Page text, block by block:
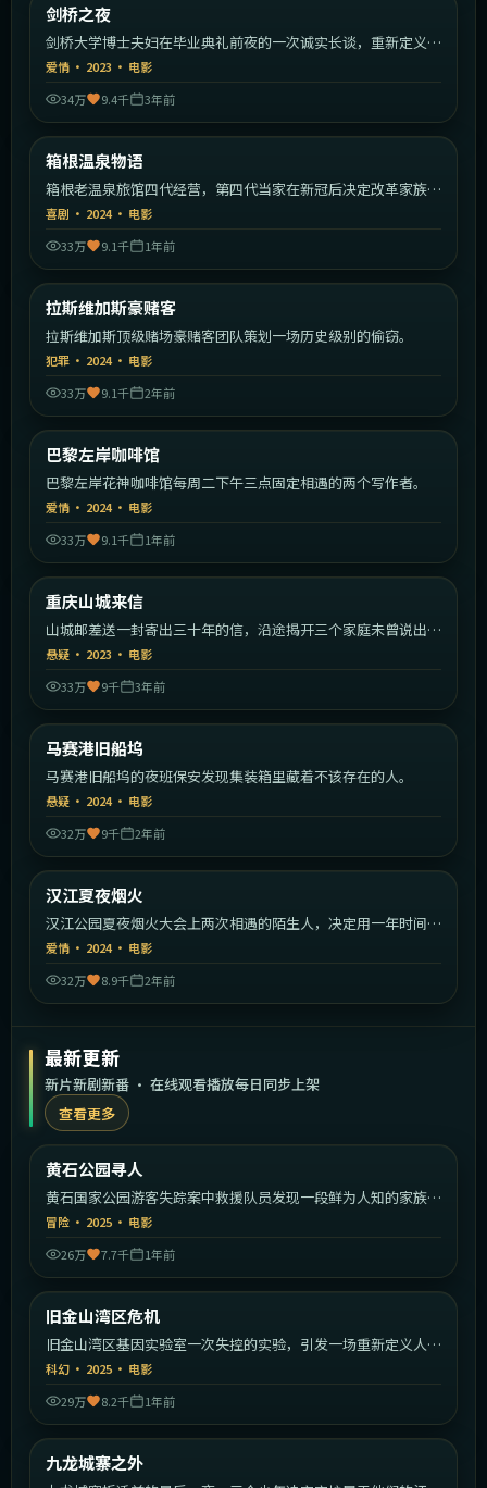
热门
剑桥之夜
剑桥大学博士夫妇在毕业典礼前夜的一次诚实长谈，重新定义婚
姻。
爱情 · 2023 · 电影
34万
9.4千 3年前
热门
箱根温泉物语
箱根老温泉旅馆四代经营，第四代当家在新冠后决定改革家族传
统。
喜剧 · 2024· 电影
33万
9.1千 1年前
热门
拉斯维加斯豪赌客
拉斯维加斯顶级赌场豪赌客团队策划一场历史级别的偷窃。
犯罪 · 2024· 电影
33万
9.1千 2年前
热门
巴黎左岸咖啡馆
巴黎左岸花神咖啡馆每周二下午三点固定相遇的两个写作者。
爱情 · 2024· 电影
33万
9.1千 1年前
热门
重庆山城来信
山城邮差送一封寄出三十年的信，沿途揭开三个家庭未曾说出口
的秘密。
悬疑 · 2023 · 电影
33万
9千 3年前
热门
马赛港旧船坞
马赛港旧船坞的夜班保安发现集装箱里藏着不该存在的人。
悬疑 · 2024· 电影
32万
9千 2年前
热门
汉江夏夜烟火
汉江公园夏夜烟火大会上两次相遇的陌生人，决定用一年时间彼
此追寻。
爱情 · 2024· 电影
32万
8.9千 2年前
最新更新
新片新剧新番 · 在线观看播放每日同步上架
查看更多
最新
黄石公园寻人
黄石国家公园游客失踪案中救援队员发现一段鲜为人知的家族秘
密。
冒险 · 2025 · 电影
26万
7.7千 1年前
最新
旧金山湾区危机
旧金山湾区基因实验室一次失控的实验，引发一场重新定义人类
的危机。
科幻 · 2025 · 电影
29万
8.2千 1年前
最新
九龙城寨之外